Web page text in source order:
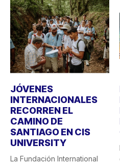
JÓVENES
INTERNACIONALES
RECORREN EL
CAMINO DE
SANTIAGO EN CIS
UNIVERSITY
La Fundación International